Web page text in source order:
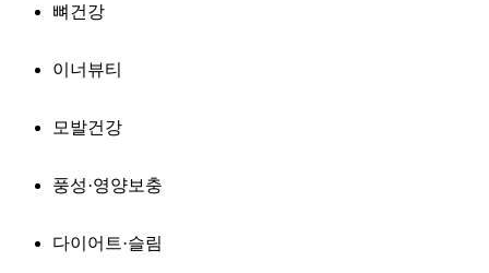
뼈건강
이너뷰티
모발건강
풍성·영양보충
다이어트·슬림